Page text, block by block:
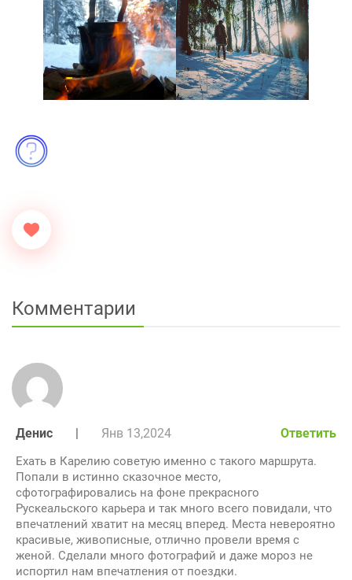
Комментарии
Денис Янв 13,2024 Ответить
Ехать в Карелию советую именно с такого маршрута.
Попали в истинно сказочное место,
сфотографировались на фоне прекрасного
Рускеальского карьера и так много всего повидали, что
впечатлений хватит на месяц вперед. Места невероятно
красивые, живописные, отлично провели время с
женой. Сделали много фотографий и даже мороз не
испортил нам впечатления от поездки.